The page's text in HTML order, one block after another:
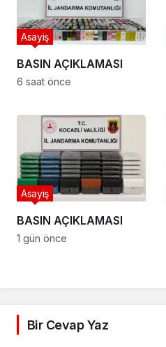
BASIN AÇIKLAMASI
Asayiş
6 saat önce
BASIN AÇIKLAMASI
Asayiş
1 gün önce
Bir Cevap Yaz